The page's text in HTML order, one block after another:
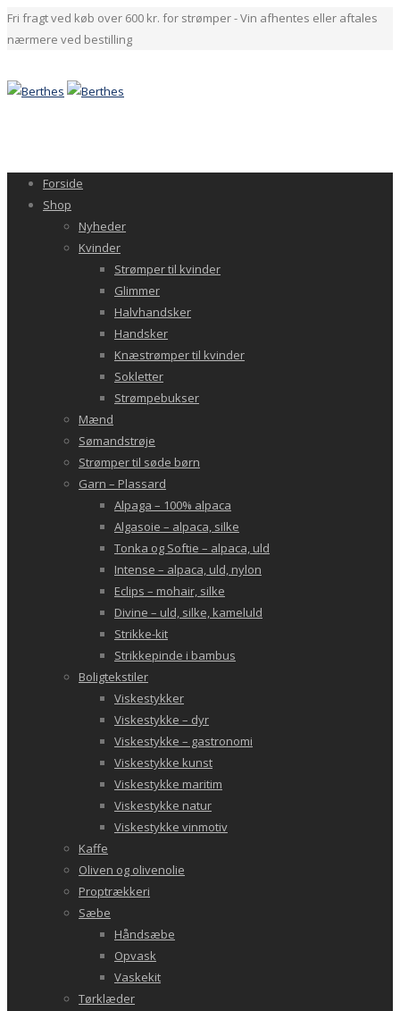
Fri fragt ved køb over 600 kr. for strømper - Vin afhentes eller aftales
nærmere ved bestilling
Forside
Shop
Nyheder
Kvinder
Strømper til kvinder
Glimmer
Halvhandsker
Handsker
Knæstrømper til kvinder
Sokletter
Strømpebukser
Mænd
Sømandstrøje
Strømper til søde børn
Garn – Plassard
Alpaga – 100% alpaca
Algasoie – alpaca, silke
Tonka og Softie – alpaca, uld
Intense – alpaca, uld, nylon
Eclips – mohair, silke
Divine – uld, silke, kameluld
Strikke-kit
Strikkepinde i bambus
Boligtekstiler
Viskestykker
Viskestykke – dyr
Viskestykke – gastronomi
Viskestykke kunst
Viskestykke maritim
Viskestykke natur
Viskestykke vinmotiv
Kaffe
Oliven og olivenolie
Proptrækkeri
Sæbe
Håndsæbe
Opvask
Vaskekit
Tørklæder